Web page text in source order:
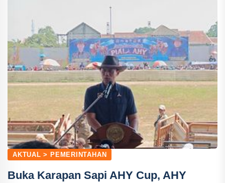
AKTUAL > PEMERINTAHAN
Buka Karapan Sapi AHY Cup, AHY